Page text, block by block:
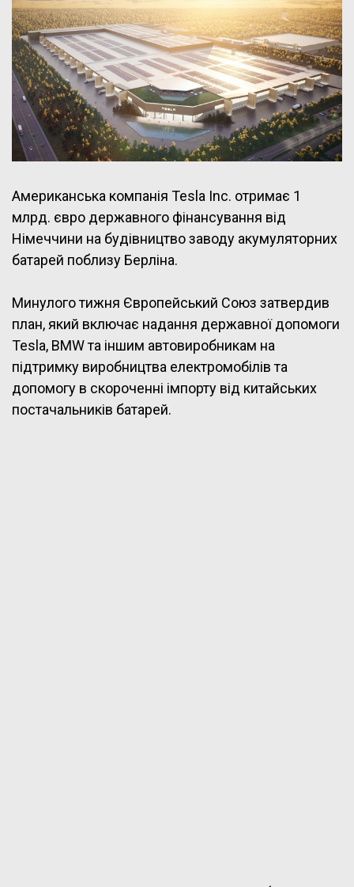
Американська компанія Tesla Inc. отримає 1
млрд. євро державного фінансування від
Німеччини на будівництво заводу акумуляторних
батарей поблизу Берліна.
Минулого тижня Європейський Союз затвердив
план, який включає надання державної допомоги
Tesla, BMW та іншим автовиробникам на
підтримку виробництва електромобілів та
допомогу в скороченні імпорту від китайських
постачальників батарей.